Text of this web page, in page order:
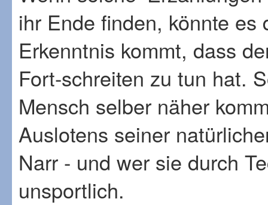
ihr Ende finden, könnte
Erkenntnis kommt, dass
Fort-schreiten zu tun hat.
Mensch selber näher
Auslotens seiner
Narr - und wer sie durch
unsportlich.